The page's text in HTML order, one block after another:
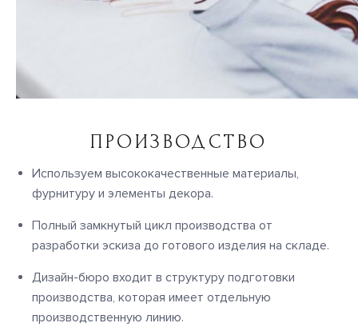
ПРОИЗВОДСТВО
Используем высококачественные материалы,
фурнитуру и элементы декора.
Полный замкнутый цикл производства от
разработки эскиза до готового изделия на складе.
Дизайн-бюро входит в структуру подготовки
производства, которая имеет отдельную
производственную линию.